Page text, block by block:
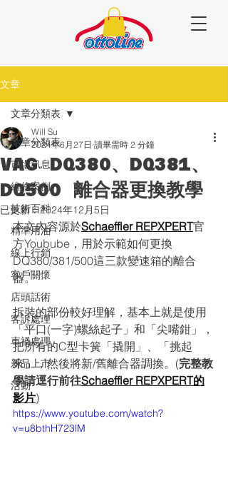
文章
文章分類表
市場訊息
維修案例
技術百科
精準用油
線上行銷
客戶關懷
店頭話術
客訴處理
車禍處理
新品上市
活動
文章分類表
VAG DQ380、DQ381、
DQ500 離合器更換教學
Will Su
2024年6月27日 讀畢需時 2 分鐘
已更新：2024年12月5日
本文內容源於Schaeffler REPXPERT官
方Youbube，用於示範如何更換
DQ380/381/500這三款變速箱的離合
器。
拆裝的部份較好理解，基本上就是使用
「平口(一字)螺絲起子」和「尖嘴鉗」，
把所有的C型卡簧「撬開」、「挑起
來」，然後將新/舊離合器調換。(完整教
學請逕行前往Schaeffler REPXPERT的
影片)
https://www.youtube.com/watch?
v=u8bthH723lM